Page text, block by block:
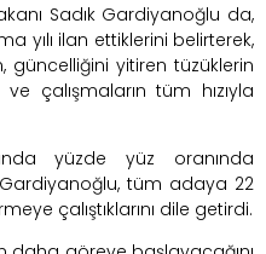
Sadık Gardiyanoğlu da,
yılı ilan ettiklerini belirterek,
güncelliğini yitiren tüzüklerin
çalışmaların tüm hızıyla
yüzde yüz oranında
Gardiyanoğlu, tüm adaya 22
çalıştıklarını dile getirdi.